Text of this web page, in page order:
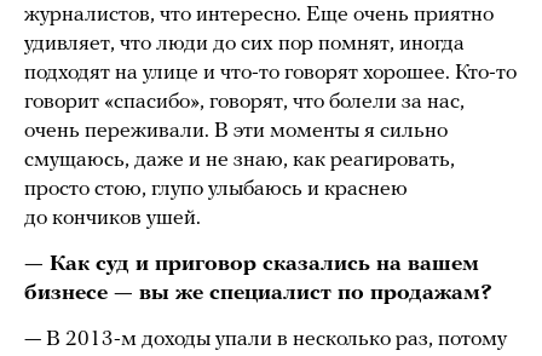
журналистов, что интересно. Еще очень приятно
удивляет, что люди до сих пор помнят, иногда
подходят на улице и что-то говорят хорошее. Кто-то
говорит «спасибо», говорят, что болели за нас,
очень переживали. В эти моменты я сильно
смущаюсь, даже и не знаю, как реагировать,
просто стою, глупо улыбаюсь и краснею
до кончиков ушей.
— Как суд и приговор сказались на вашем
бизнесе — вы же специалист по продажам?
— В 2013-м доходы упали в несколько раз, потому